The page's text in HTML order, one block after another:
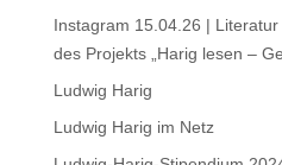
Instagram 15.04.26 |
des Projekts „Harig lesen –
Ludwig Harig
Ludwig Harig im Netz